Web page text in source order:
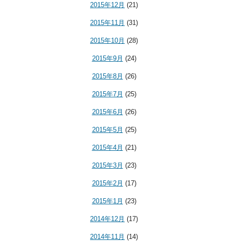
2015年12月 (21)
2015年11月 (31)
2015年10月 (28)
2015年9月 (24)
2015年8月 (26)
2015年7月 (25)
2015年6月 (26)
2015年5月 (25)
2015年4月 (21)
2015年3月 (23)
2015年2月 (17)
2015年1月 (23)
2014年12月 (17)
2014年11月 (14)